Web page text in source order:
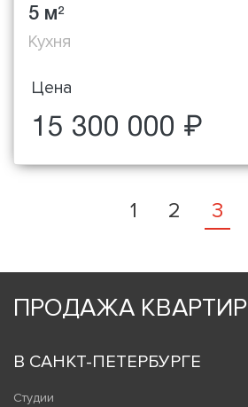
5 м2
Кухня
Цена
15 300 000 ₽
1 2 3
ПРОДАЖА КВАРТИР
В САНКТ-ПЕТЕРБУРГЕ
Студии